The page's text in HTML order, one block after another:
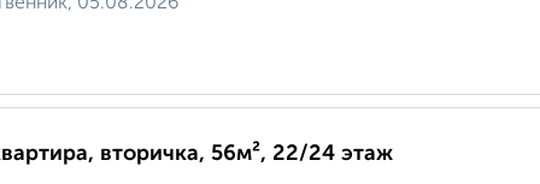
05.08.2026
вторичка, 56м², 22/24 этаж